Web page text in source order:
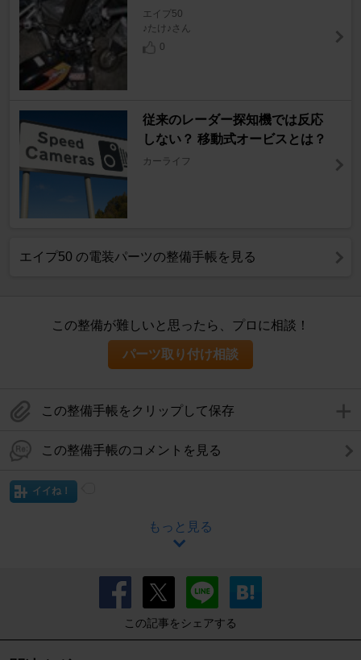
エイプ50
♪たけ♪さん
0
従来のレーダー探知機では反応
しない？ 移動式オービスとは？
カーライフ
エイプ50 の電装パーツの整備手帳を見る
この整備が難しいと思ったら、プロに相談！
パーツ取り付け相談
この整備手帳をクリップして保存
この整備手帳のコメントを見る
イイね！
もっと見る
この記事をシェアする